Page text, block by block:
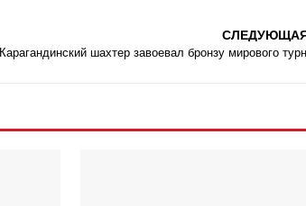
Карагандинский шахтер завоевал бронзу мирового